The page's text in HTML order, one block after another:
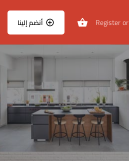
or
Register أنضم إلينا